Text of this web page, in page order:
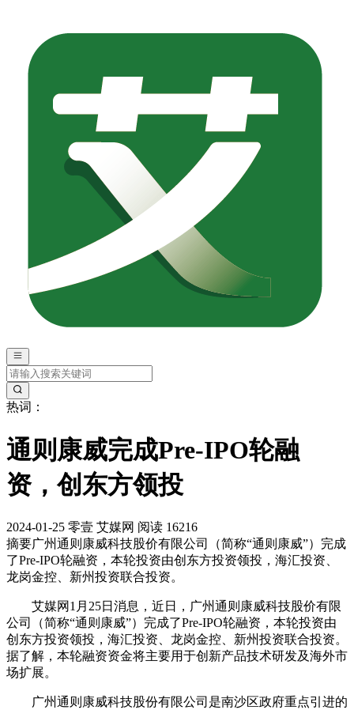
热词：
通则康威完成Pre-IPO轮融
资，创东方领投
2024-01-25 零壹 艾媒网 阅读 16216
摘要广州通则康威科技股价有限公司（简称“通则康威”）完成
了Pre-IPO轮融资，本轮投资由创东方投资领投，海汇投资、
龙岗金控、新州投资联合投资。
艾媒网1月25日消息，近日，广州通则康威科技股价有限
公司（简称“通则康威”）完成了Pre-IPO轮融资，本轮投资由
创东方投资领投，海汇投资、龙岗金控、新州投资联合投资。
据了解，本轮融资资金将主要用于创新产品技术研发及海外市
场扩展。
广州通则康威科技股份有限公司是南沙区政府重点引进的